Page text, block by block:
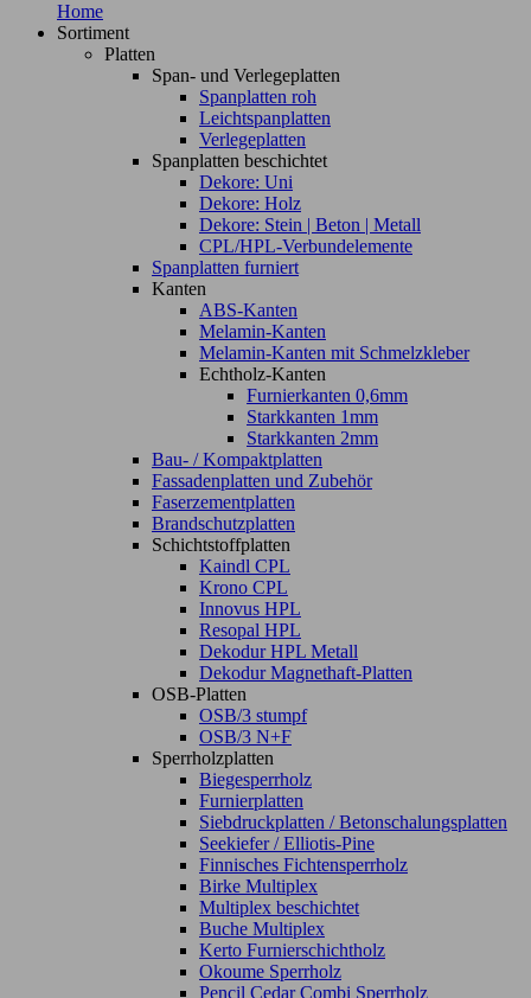
Home
Sortiment
Platten
Span- und Verlegeplatten
Spanplatten roh
Leichtspanplatten
Verlegeplatten
Spanplatten beschichtet
Dekore: Uni
Dekore: Holz
Dekore: Stein | Beton | Metall
CPL/HPL-Verbundelemente
Spanplatten furniert
Kanten
ABS-Kanten
Melamin-Kanten
Melamin-Kanten mit Schmelzkleber
Echtholz-Kanten
Furnierkanten 0,6mm
Starkkanten 1mm
Starkkanten 2mm
Bau- / Kompaktplatten
Fassadenplatten und Zubehör
Faserzementplatten
Brandschutzplatten
Schichtstoffplatten
Kaindl CPL
Krono CPL
Innovus HPL
Resopal HPL
Dekodur HPL Metall
Dekodur Magnethaft-Platten
OSB-Platten
OSB/3 stumpf
OSB/3 N+F
Sperrholzplatten
Biegesperrholz
Furnierplatten
Siebdruckplatten / Betonschalungsplatten
Seekiefer / Elliotis-Pine
Finnisches Fichtensperrholz
Birke Multiplex
Multiplex beschichtet
Buche Multiplex
Kerto Furnierschichtholz
Okoume Sperrholz
Pencil Cedar Combi Sperrholz